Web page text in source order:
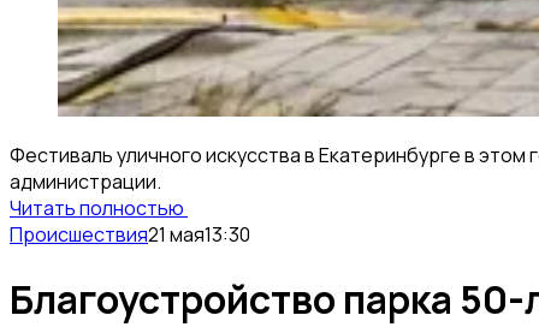
Фестиваль уличного искусства в Екатеринбурге в
администрации.
Читать полностью
Происшествия21 мая13:30
Благоустройство парка